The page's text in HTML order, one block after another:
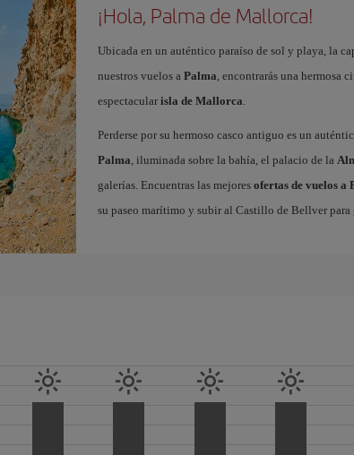
¡Hola, Palma de Mallorca!
Ubicada en un auténtico paraíso de sol y playa, la
nuestros vuelos a Palma, encontrarás una hermosa
espectacular isla de Mallorca.
Perderse por su hermoso casco antiguo es un
Palma, iluminada sobre la bahía, el palacio de la
galerías. Encuentras las mejores ofertas de vuelos a
su paseo marítimo y subir al Castillo de Bellver para